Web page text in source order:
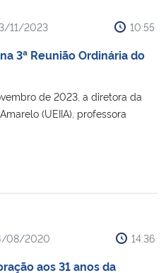
11/2023 10:55
3ª Reunião Ordinária do
de 2023, a diretora da
(UEIIA), professora
08/2020 14:36
aos 31 anos da